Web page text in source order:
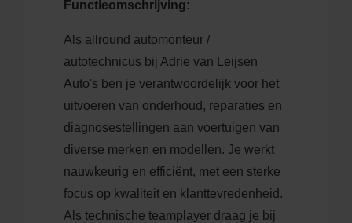
Functieomschrijving:
Als allround automonteur /
autotechnicus bij Adrie van Leijsen
Auto's ben je verantwoordelijk voor het
uitvoeren van onderhoud, reparaties en
diagnosestellingen aan voertuigen van
diverse merken en modellen. Je werkt
nauwkeurig en efficiënt, met een sterke
focus op kwaliteit en klanttevredenheid.
Als technische teamplayer draag je bij